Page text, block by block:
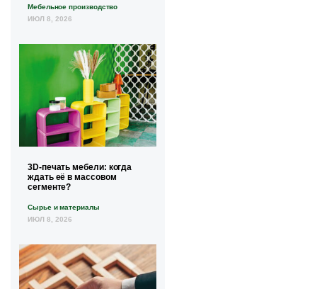
Мебельное производство
ИЮЛ 8, 2026
3D-печать мебели: когда
ждать её в массовом
сегменте?
Сырье и материалы
ИЮЛ 8, 2026